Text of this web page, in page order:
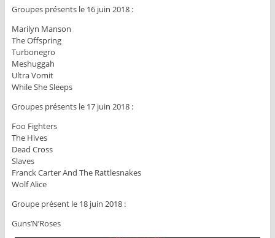
Groupes présents le 16 juin 2018 :
Marilyn Manson
The Offspring
Turbonegro
Meshuggah
Ultra Vomit
While She Sleeps
Groupes présents le 17 juin 2018 :
Foo Fighters
The Hives
Dead Cross
Slaves
Franck Carter And The Rattlesnakes
Wolf Alice
Groupe présent le 18 juin 2018 :
Guns’N’Roses